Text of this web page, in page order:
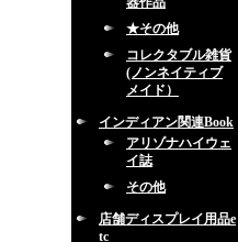
★その他
コレクタブル雑貨
(ノンネイティブ
メイド）
インディアン関連Book
アリゾナハイウェ
イ誌
その他
店舗ディスプレイ用品e
tc